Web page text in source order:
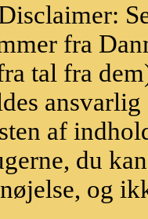
fra
tal fra
af
du
og